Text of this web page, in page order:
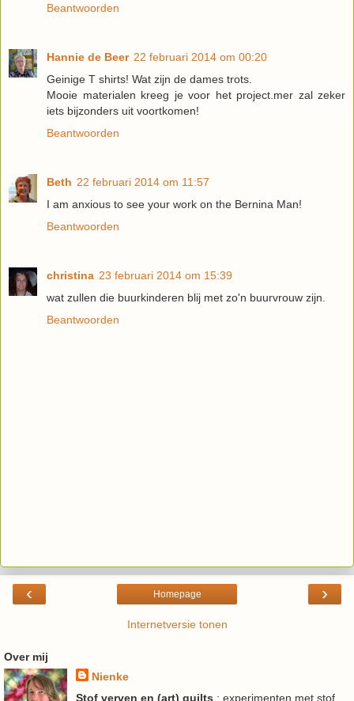
Beantwoorden
Hannie de Beer 22 februari 2014 om 00:20
Geinige T shirts! Wat zijn de dames trots.
Mooie materialen kreeg je voor het project.mer zal zeker
iets bijzonders uit voortkomen!
Beantwoorden
Beth 22 februari 2014 om 11:57
I am anxious to see your work on the Bernina Man!
Beantwoorden
christina 23 februari 2014 om 15:39
wat zullen die buurkinderen blij met zo'n buurvrouw zijn.
Beantwoorden
‹ ›
Homepage
Internetversie tonen
Over mij
Nienke
Stof verven en (art) quilts : experimenten met stof